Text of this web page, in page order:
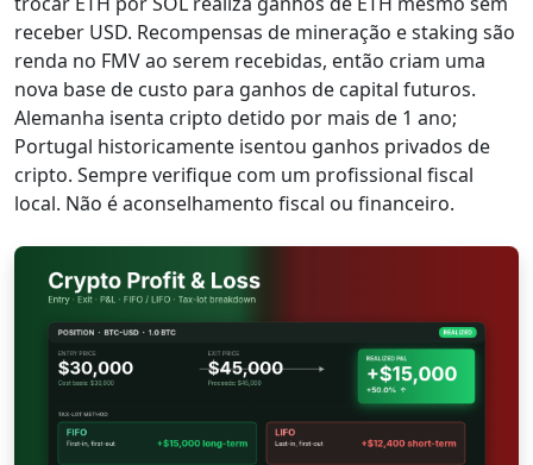
receber USD. Recompensas de mineração e staking são
renda no FMV ao serem recebidas, então criam uma
nova base de custo para ganhos de capital futuros.
Alemanha isenta cripto detido por mais de 1 ano;
Portugal historicamente isentou ganhos privados de
cripto. Sempre verifique com um profissional fiscal
local. Não é aconselhamento fiscal ou financeiro.